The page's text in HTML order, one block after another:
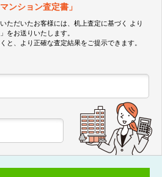
マンション査定書」
ただいたお客様には、机上査定に基づく
より
をお送りいたします。
と、より正確な査定結果をご提示できます。